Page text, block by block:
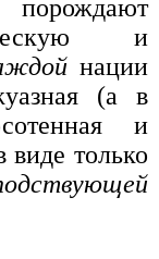
и
нации
(а в
и
виде только